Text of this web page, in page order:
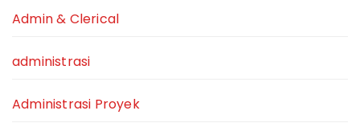
Admin & Clerical
administrasi
Administrasi Proyek